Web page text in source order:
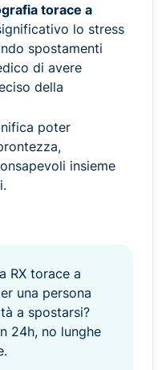
torace a
lo stress
spostamenti
di avere
della
poter
insieme
RX torace a
una persona
a spostarsi?
24h, no lunghe